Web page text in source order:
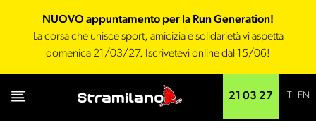
NUOVO appuntamento per la Run Generation!
La corsa che unisce sport, amicizia e solidarietà vi aspetta
domenica 21/03/27. Iscrivetevi online dal 15/06!
21 03 27 EN